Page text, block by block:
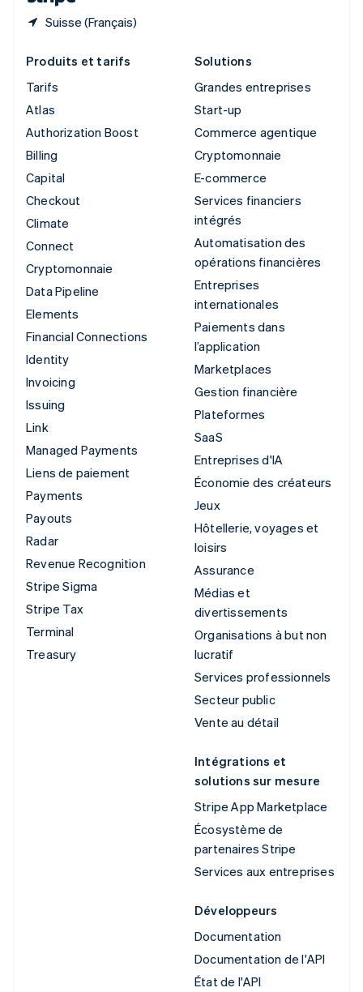
Suisse (Français)
Produits et tarifs
Tarifs
Atlas
Authorization Boost
Billing
Capital
Checkout
Climate
Connect
Cryptomonnaie
Data Pipeline
Elements
Financial Connections
Identity
Invoicing
Issuing
Link
Managed Payments
Liens de paiement
Payments
Payouts
Radar
Revenue Recognition
Stripe Sigma
Stripe Tax
Terminal
Treasury
Solutions
Grandes entreprises
Start-up
Commerce agentique
Cryptomonnaie
E-commerce
Services financiers
intégrés
Automatisation des
opérations financières
Entreprises
internationales
Paiements dans
l’application
Marketplaces
Gestion financière
Plateformes
SaaS
Entreprises d'IA
Économie des créateurs
Jeux
Hôtellerie, voyages et
loisirs
Assurance
Médias et
divertissements
Organisations à but non
lucratif
Services professionnels
Secteur public
Vente au détail
Intégrations et
solutions sur mesure
Stripe App Marketplace
Écosystème de
partenaires Stripe
Services aux entreprises
Développeurs
Documentation
Documentation de l'API
État de l'API